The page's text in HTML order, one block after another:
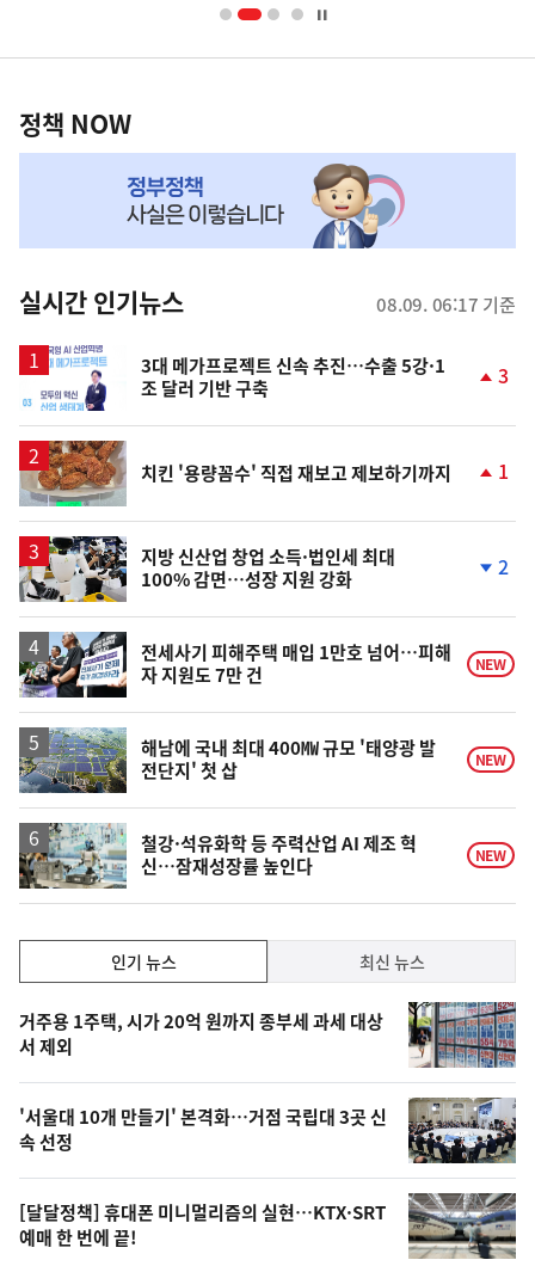
영
책
NOW,
뉴
스
정책 NOW
실시간 인기뉴스 08.09. 06:17 기준
3대 메가프로젝트 신속 추진…수출 5강·1
조 달러 기반 구축
상
3
치킨 '용량꼼수' 직접 재보고 제보하기까지
상
1
지방 신산업 창업 소득·법인세 최대
100% 감면…성장 지원 강화
하
락
2
전세사기 피해주택 매입 1만호 넘어…피해
자 지원도 7만 건
NEW
해남에 국내 최대 400㎿ 규모 '태양광 발
전단지' 첫 삽
NEW
철강·석유화학 등 주력산업 AI 제조 혁
신…잠재성장률 높인다
NEW
기,
최
신,
오
늘
의
영
상
인기 뉴스 최신 뉴스
인
기
뉴
스
거주용 1주택, 시가 20억 원까지 종부세 과세 대상
서 제외
'서울대 10개 만들기' 본격화…거점 국립대 3곳 신
속 선정
[달달정책] 휴대폰 미니멀리즘의 실현…KTX·SRT
예매 한 번에 끝!